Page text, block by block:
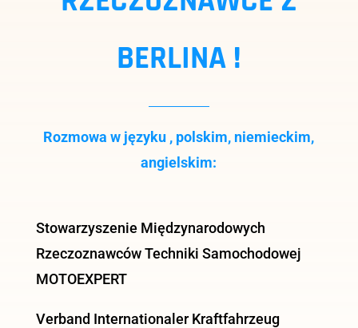
BERLINA !
Rozmowa w języku , polskim, niemieckim,
angielskim:
Stowarzyszenie Międzynarodowych
Rzeczoznawców Techniki Samochodowej
MOTOEXPERT
Verband Internationaler Kraftfahrzeug